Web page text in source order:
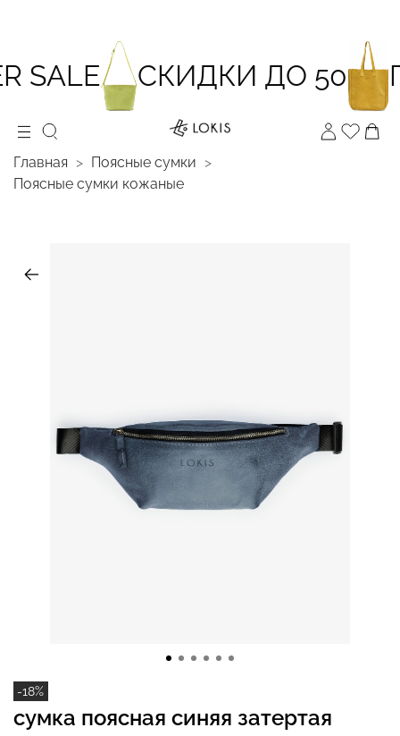
SALE СКИДКИ ДО 50
Главная
Поясные сумки
Поясные сумки кожаные
-18%
сумка поясная синяя затертая